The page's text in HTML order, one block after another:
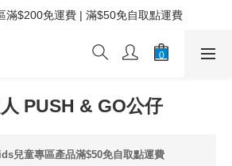
| 滿$200免Easy Trade自取點運費
滿$200免運費 | 滿$50免自取點運費
費 | 滿$200免Easy Trade自取點運費
PUSH & GO公仔
兒童專區產品滿$50免自取點運費